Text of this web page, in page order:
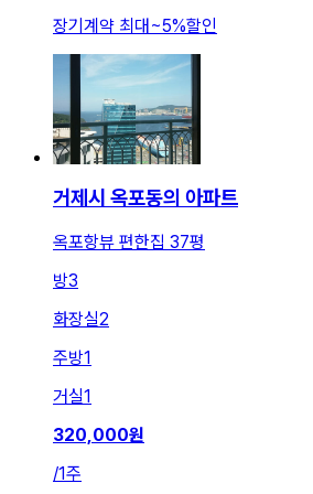
장기계약 최대 ~5%할인
거제시 옥포동의 아파트
옥포항뷰 편한집 37평
방3
화장실2
주방1
거실1
320,000원
/1주